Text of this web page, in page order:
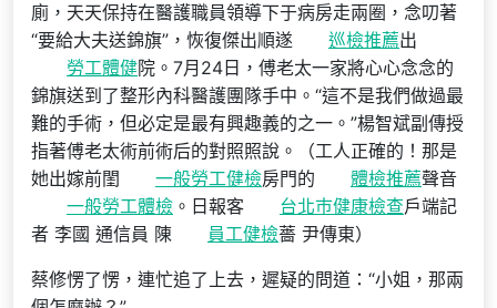
廁，天天保持在醫護職員領導下于病房走兩圈，念叨著
“要給大夫送錦旗”，恢復傑出順遂
巡檢推薦出
勞工體健院。7月24日，傅老太一家將心心念念的
錦旗送到了整形內科醫護團隊手中。“這不是我們做過最
難的手術，但必定是最有興趣義的之一。”楊智斌副傳授
指著傅老太術前術后的對照照說。（工人正確的！那是
她出嫁前閨
一般勞工健檢房門的 體檢推薦聲音
一般勞工體檢 。日報客 台北巿健康檢查戶端記
者 李國 通信員 陳
員工健檢薔 尹傳東）
蔡修愣了愣，連忙追了上去，遲疑的問道：“小姐，那兩